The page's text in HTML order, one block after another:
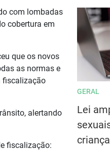
com lombadas
cobertura em
que os novos
as normas e
fiscalização
alertando
fiscalização:
GERAL
Lei